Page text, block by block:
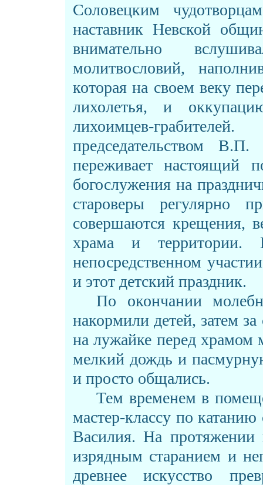
Соловецким
наставник Невской
внимательно
молитвословий,
которая на своем веку
лихолетья, и
лихоимцев-
председательством
переживает настоящий
богослужения на
староверы регулярно
совершаются крещения,
храма и территории.
непосредственном
и этот детский праздник.
По окончании
накормили детей, затем
на лужайке перед храмом
мелкий дождь и
и просто общались.
Тем временем в
мастер-классу по
Василия. На протяжении
изрядным старанием и
древнее искусство